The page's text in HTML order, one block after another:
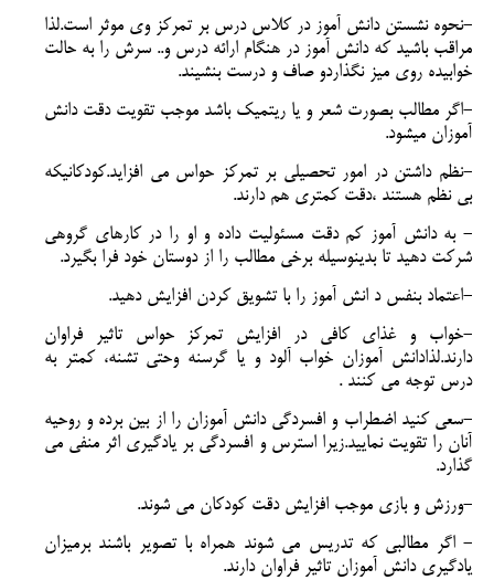
-نحوه نشستن دانش آموز در کلاس درس بر تمرکز وی موثر است.لذا
مراقب باشید که دانش آموز در هنگام ارائه درس و.. سرش را به حالت
خوابیده روی میز نگذاردو صاف و درست بنشیند.
-اگر مطالب بصورت شعر و یا ریتمیک باشد موجب تقویت دقت دانش
آموزان میشود.
-نظم داشتن در امور تحصیلی بر تمرکز حواس می افزاید.کودکانیکه
بی نظم هستند ،دقت کمتری هم دارند.
- به دانش آموز کم دقت مسئولیت داده و او را در کارهای گروهی
شرکت دهید تا بدینوسیله برخی مطالب را از دوستان خود فرا بگیرد.
-اعتماد بنفس د انش آموز را با تشویق کردن افزایش دهید.
-خواب و غذای کافی در افزایش تمرکز حواس تاثیر فراوان
دارند.لذادانش آموزان خواب آلود و یا گرسنه وحتی تشنه، کمتر به
درس توجه می کنند .
-سعی کنید اضطراب و افسردگی دانش آموزان را از بین برده و روحیه
آنان را تقویت نمایید.زیرا استرس و افسردگی بر یادگیری اثر منفی می
گذارد.
-ورزش و بازی موجب افزایش دقت کودکان می شوند.
- اگر مطالبی که تدریس می شوند همراه با تصویر باشند برمیزان
یادگیری دانش آموزان تاثیر فراوان دارند.